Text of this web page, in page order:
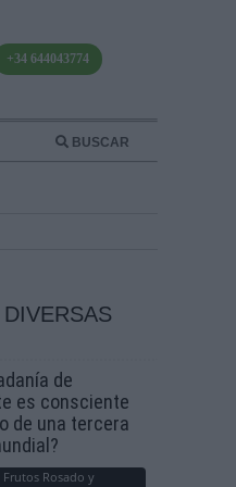
+34 644043774
BUSCAR
de
es consciente
de una tercera
Rosado y